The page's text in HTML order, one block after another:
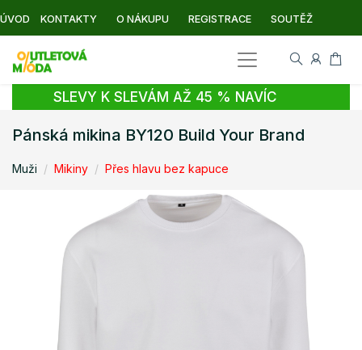
ÚVOD KONTAKTY O NÁKUPU REGISTRACE SOUTĚŽ
SLEVY K SLEVÁM AŽ 45 % NAVÍC
Pánská mikina BY120 Build Your Brand
Muži Mikiny Přes hlavu bez kapuce